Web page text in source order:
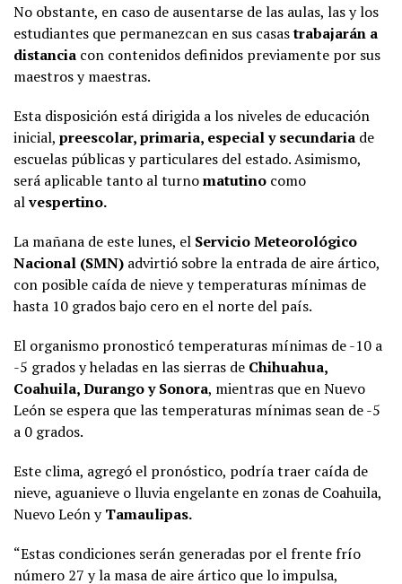
No obstante, en caso de ausentarse de las aulas, las y los
estudiantes que permanezcan en sus casastrabajarán a
distancia con contenidos definidos previamente por sus
maestros y maestras.
Esta disposición está dirigida a los niveles de educación
inicial, preescolar, primaria, especial y secundaria de
escuelas públicas y particulares del estado. Asimismo,
será aplicable tanto al turnomatutino como
alvespertino.
La mañana de este lunes, el Servicio Meteorológico
Nacional (SMN) advirtió sobre la entrada de aire ártico,
con posible caída de nieve y temperaturas mínimas de
hasta 10 grados bajo cero en el norte del país.
El organismo pronosticó temperaturas mínimas de -10 a
-5 grados y heladas en las sierras de Chihuahua,
Coahuila, Durango y Sonora, mientras que en Nuevo
León se espera que las temperaturas mínimas sean de -5
a 0 grados.
Este clima, agregó el pronóstico, podría traer caída de
nieve, aguanieve o lluvia engelante en zonas de Coahuila,
Nuevo León yTamaulipas.
“Estas condiciones serán generadas por el frente frío
número 27 y la masa de aire ártico que lo impulsa,